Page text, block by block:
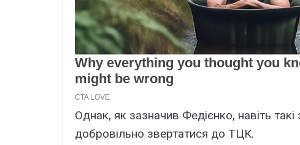
Однак, як зазначив Федієнко, навіть
добровільно звертатися до ТЦК.